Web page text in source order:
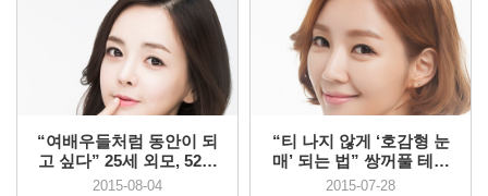
“여배우들처럼 동안이 되
고 싶다” 25세 외모, 52세
까지 ...
2015-08-04
“티 나지 않게 ‘호감형 눈
매’ 되는 법” 쌍꺼풀 테이
프, ...
2015-07-28